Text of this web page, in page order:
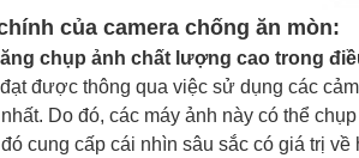
của camera chống ăn mòn:
chụp ảnh chất lượng cao trong
được thông qua việc sử dụng các
Do đó, các máy ảnh này có thể
cung cấp cái nhìn sâu sắc có giá trị